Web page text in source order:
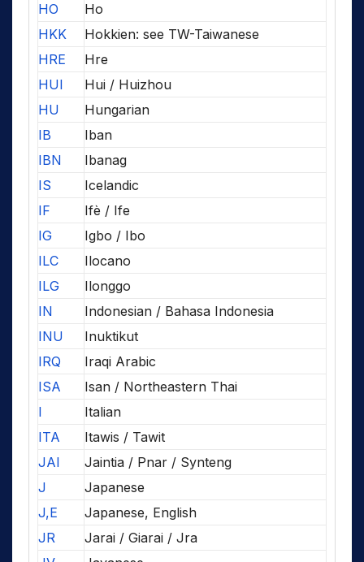
HO
Ho
HKK
Hokkien: see TW-Taiwanese
HRE
Hre
HUI
Hui / Huizhou
HU
Hungarian
IB
Iban
IBN
Ibanag
IS
Icelandic
IF
Ifè / Ife
IG
Igbo / Ibo
ILC
Ilocano
ILG
Ilonggo
IN
Indonesian / Bahasa Indonesia
INU
Inuktikut
IRQ
Iraqi Arabic
ISA
Isan / Northeastern Thai
I
Italian
ITA
Itawis / Tawit
JAI
Jaintia / Pnar / Synteng
J
Japanese
J,E
Japanese, English
JR
Jarai / Giarai / Jra